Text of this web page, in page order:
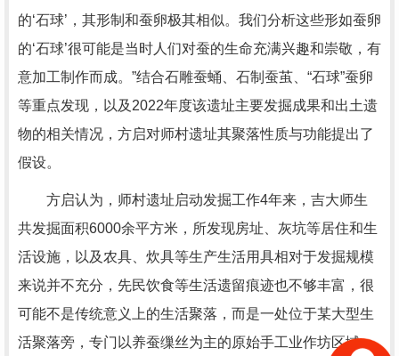
的‘石球’，其形制和蚕卵极其相似。我们分析这些形如蚕卵
的‘石球’很可能是当时人们对蚕的生命充满兴趣和崇敬，有
意加工制作而成。”结合石雕蚕蛹、石制蚕茧、“石球”蚕卵
等重点发现，以及2022年度该遗址主要发掘成果和出土遗
物的相关情况，方启对师村遗址其聚落性质与功能提出了
假设。
方启认为，师村遗址启动发掘工作4年来，吉大师生
共发掘面积6000余平方米，所发现房址、灰坑等居住和生
活设施，以及农具、炊具等生产生活用具相对于发掘规模
来说并不充分，先民饮食等生活遗留痕迹也不够丰富，很
可能不是传统意义上的生活聚落，而是一处位于某大型生
活聚落旁，专门以养蚕缫丝为主的原始手工业作坊区域。